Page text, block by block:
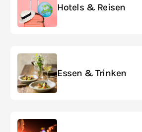
Hotels & Reisen
Essen & Trinken